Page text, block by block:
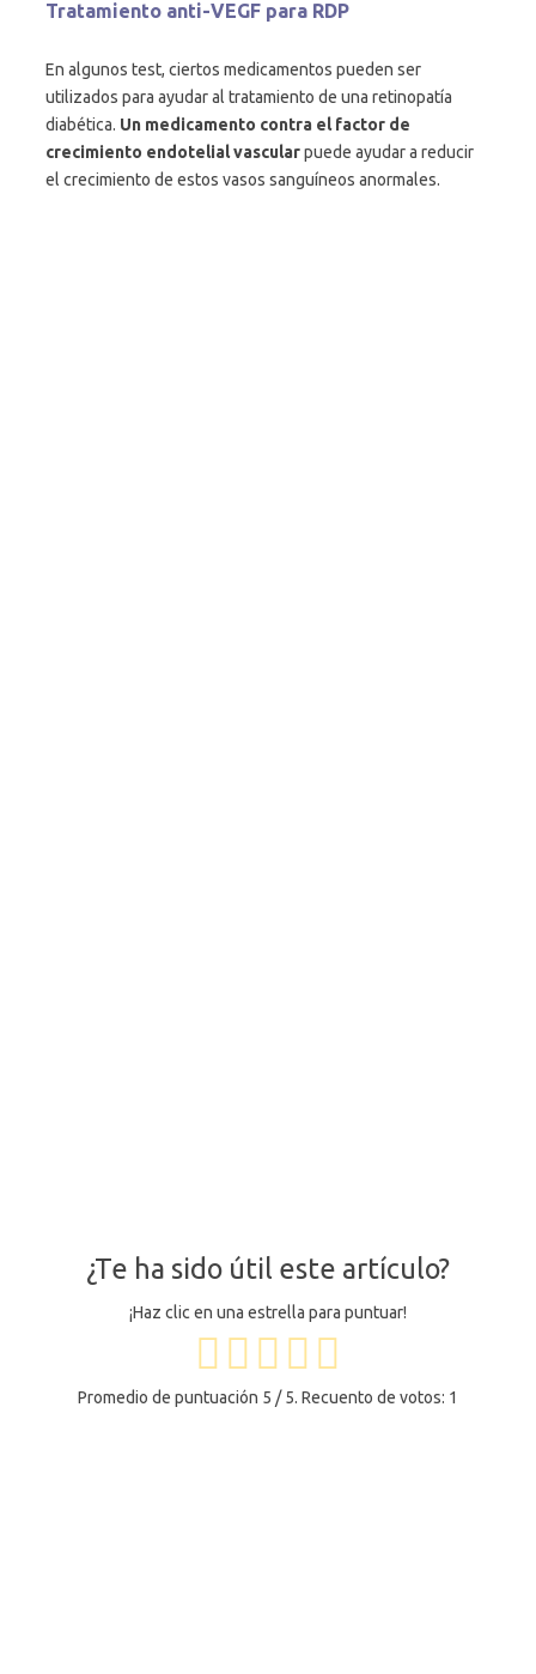
Tratamiento anti-VEGF para RDP
En algunos test, ciertos medicamentos pueden ser
utilizados para ayudar al tratamiento de una retinopatía
diabética. Un medicamento contra el factor de
crecimiento endotelial vascularpuede ayudar a reducir
el crecimiento de estos vasos sanguíneos anormales.
¿Te ha sido útil este artículo?
¡Haz clic en una estrella para puntuar!
Promedio de puntuación 5 / 5. Recuento de votos: 1